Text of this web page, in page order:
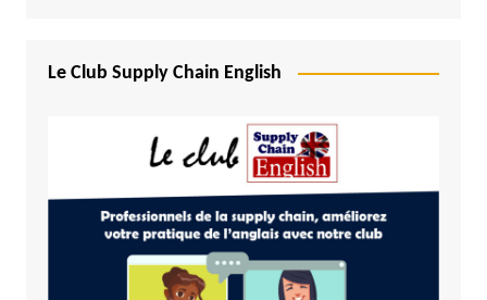
Le Club Supply Chain English